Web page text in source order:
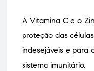
A Vitamina C e o
proteção das
indesejáveis e para
sistema imunitário.